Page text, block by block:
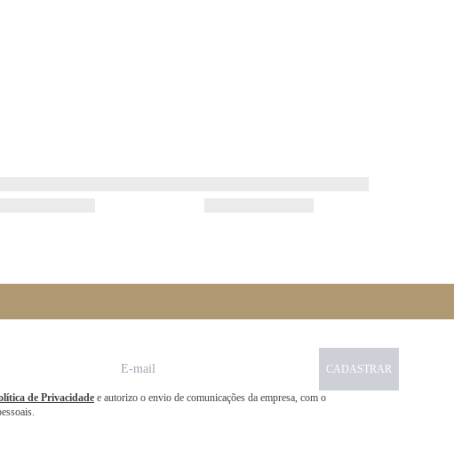
CADASTRAR
de Privacidade e autorizo o envio de comunicações da empresa, com o